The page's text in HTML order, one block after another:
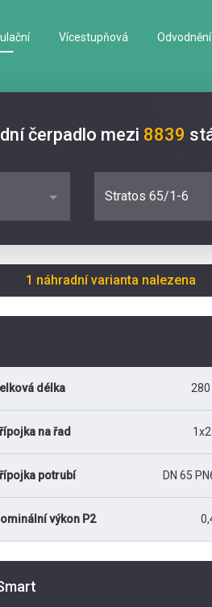
Vícestupňová
čerpadlo mezi 8839
Stratos 65/1-6
1 náhradní varianta nalezena
délka
na řad
potrubí DN 65
výkon P2